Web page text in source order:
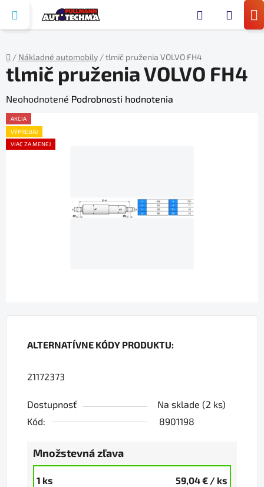
obsah
Domov
/ Nákladné automobily /tlmič pruženia VOLVO FH4
ALTERNATÍVNE KÓDY PRODUKTU:
21172373
Dostupnosť Na sklade (2 ks)
Kód:
8901198
Množstevná zľava
1 ks 59,04 € / ks
tlmič pruženia VOLVO FH4
Priemerné
hodnotenie
produktu
je
Neohodnotené Podrobnosti hodnotenia
AKCIA
VÝPREDAJ
VIAC ZA MENEJ